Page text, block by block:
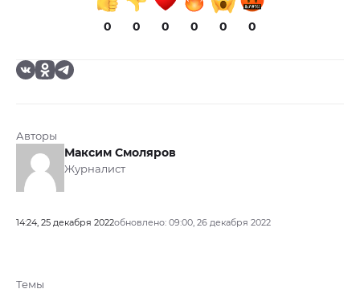
0 0 0 0 0 0
Авторы
Максим Смоляров
Журналист
14:24, 25 декабря 2022обновлено: 09:00, 26 декабря 2022
Темы